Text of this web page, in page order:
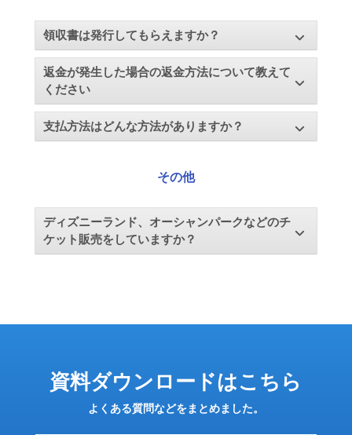
領収書は発行してもらえますか？
返金が発生した場合の返金方法について教えて
ください
支払方法はどんな方法がありますか？
その他
ディズニーランド、オーシャンパークなどのチ
ケット販売をしていますか？
資料ダウンロードはこちら
よくある質問などをまとめました。